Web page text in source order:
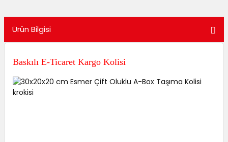
Ürün Bilgisi
Baskılı E-Ticaret Kargo Kolisi